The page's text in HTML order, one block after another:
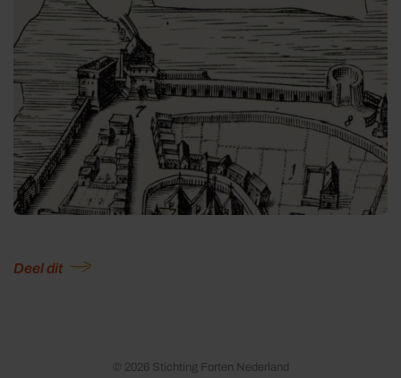
Deel dit
© 2026 Stichting Forten Nederland